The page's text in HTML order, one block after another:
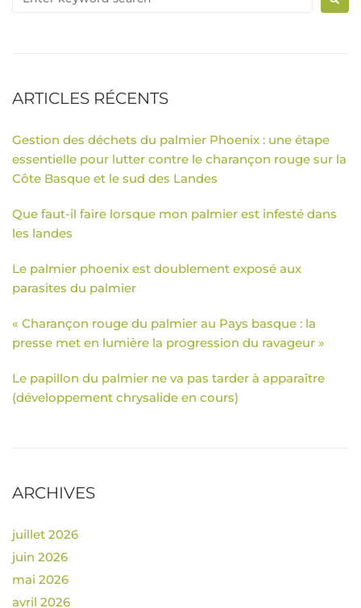
ARTICLES RÉCENTS
Gestion des déchets du palmier Phoenix : une étape
essentielle pour lutter contre le charançon rouge sur la
Côte Basque et le sud des Landes
Que faut-il faire lorsque mon palmier est infesté dans
les landes
Le palmier phoenix est doublement exposé aux
parasites du palmier
« Charançon rouge du palmier au Pays basque : la
presse met en lumière la progression du ravageur »
Le papillon du palmier ne va pas tarder à apparaître
(développement chrysalide en cours)
ARCHIVES
juillet 2026
juin 2026
mai 2026
avril 2026